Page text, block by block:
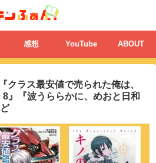
感想 YouTube ABOUT
ラス最安値で売られた俺は、
』『波うららかに、めおと日和